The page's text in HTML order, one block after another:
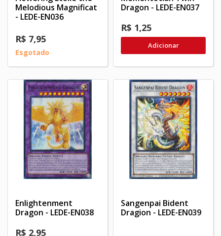
Melodious Magnificat
- LEDE-EN036
R$ 7,95
Esgotado
Dragon - LEDE-EN037
R$ 1,25
Adicionar
Enlightenment
Dragon - LEDE-EN038
R$ 2,95
Sangenpai Bident
Dragion - LEDE-EN039